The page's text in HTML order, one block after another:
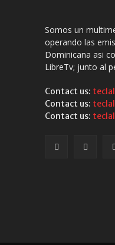
Somos un
operando las
Dominicana asi
LibreTv; junto al
Contact us:
Contact us:
Contact us: